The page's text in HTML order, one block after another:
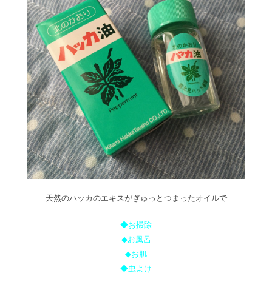
天然のハッカのエキスがぎゅっとつまったオイルで
◆お掃除
◆お風呂
◆お肌
◆虫よけ